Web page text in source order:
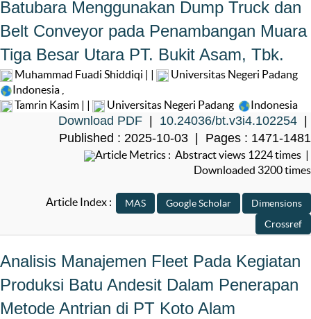
Batubara Menggunakan Dump Truck dan
Belt Conveyor pada Penambangan Muara
Tiga Besar Utara PT. Bukit Asam, Tbk.
Muhammad Fuadi Shiddiqi | |
Universitas Negeri Padang
Indonesia
Tamrin Kasim | |
Universitas Negeri Padang Indonesia
Download PDF 10.24036/bt.v3i4.102254
Published : 2025-10-03 | Pages : 1471-1481
Article Metrics : Abstract views 1224 times |
Downloaded 3200 times
Article Index :
Analisis Manajemen Fleet Pada Kegiatan
Produksi Batu Andesit Dalam Penerapan
Metode Antrian di PT Koto Alam